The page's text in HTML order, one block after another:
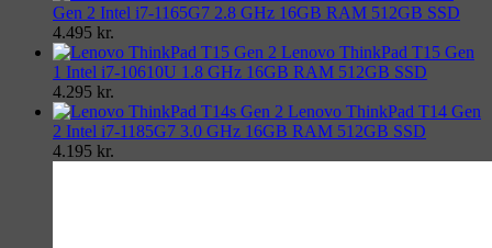
Gen 2 Intel i7-1165G7 2.8 GHz 16GB RAM 512GB SSD
4.495 kr.
Lenovo ThinkPad T15 Gen
1 Intel i7-10610U 1.8 GHz 16GB RAM 512GB SSD
4.295 kr.
Lenovo ThinkPad T14 Gen
2 Intel i7-1185G7 3.0 GHz 16GB RAM 512GB SSD
4.195 kr.